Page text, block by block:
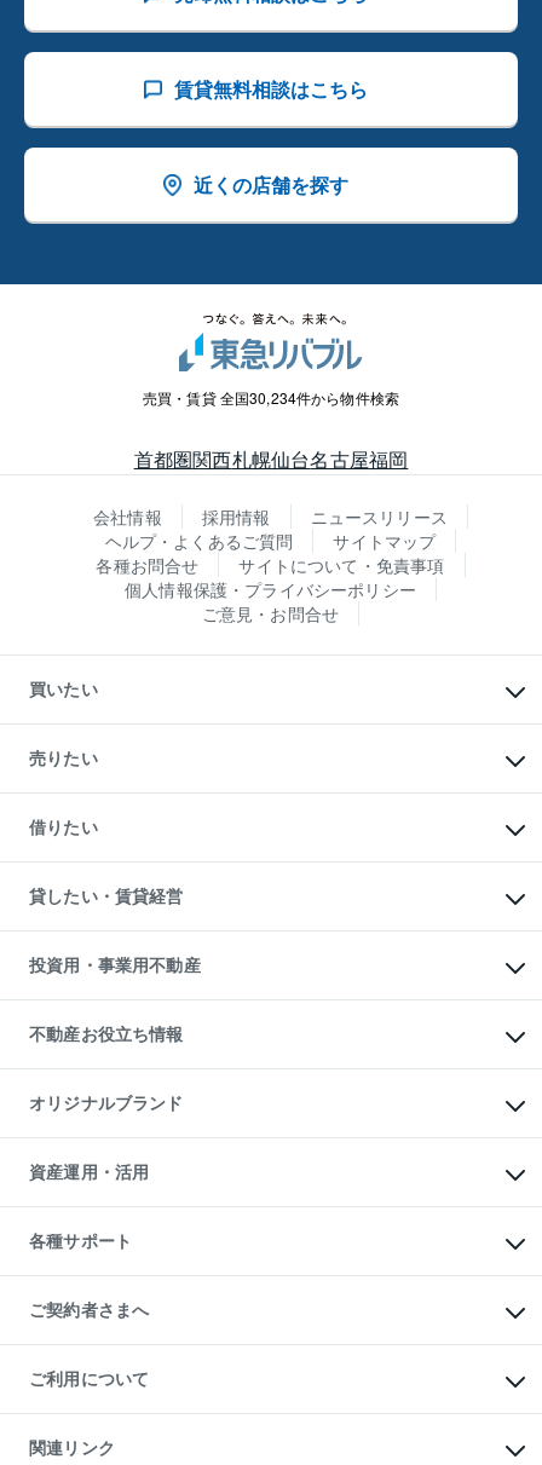
賃貸無料相談はこちら
近くの店舗を探す
売買・賃貸 全国30,234件から物件検索
首都圏関西札幌仙台名古屋福岡
会社情報 採用情報
ニュースリリース
ヘルプ・よくあるご質問
サイトマップ
各種お問合せ
サイトについて・免責事項
個人情報保護・プライバシーポリシー
ご意見・お問合せ
買いたい
新築・分譲マンションの購入
中古マンションの購入
一戸建ての購入
中古一戸建ての購入
不動産購入の流れ
注目キーワード物件特集
購入ガイド
English 繁体中文簡体中文
売りたい
一戸建ての売却・査定
土地の売却・査定
スピードAI査定
不動産査定について
不動産売却の流れ
不動産買換えの流れ
売却ガイド
借りたい
オフィス・店舗の賃貸
借りるときの流れ
借りるガイド
貸したい・賃貸経営
マンション賃料データ
賃貸管理プラン
リロケーションについて
貸すガイド
投資用・事業用不動産
事業用不動産
マンション投資
投資用マンション
アパート経営
収益物件
ビル購入（ビル一棟）
投資用不動産の売却査定
事業用不動産の売却査定
不動産お役立ち情報
マンションライブラリー
人気マンションランキング
暮らしに役立つ不動産メディア
不動産相場・不動産価格情報
不動産コラム・ニュース
不動産用語集
不動産なんでもネット相談室
住まいの税金
オリジナルブランド
一棟リノベーションマンション
L`GENTE（ルジェンテ）
区分リノベーションマンション
投資用一棟レジデンスWELL
不動産小口投資
LEGACIA（レガシア）
資産運用・活用
不動産M&A
アセットマネジメント・出資
各種サポート
相続サポート
リフォームサポート
ご契約者さまへ
ご紹介・再契約特典
入居者様専用-各種ご案内（賃貸）
東急こすもす会「こすもすWeb」
ご利用について
金融商品取引について
東急リバブル ソーシャルメディアポリシー
関連リンク